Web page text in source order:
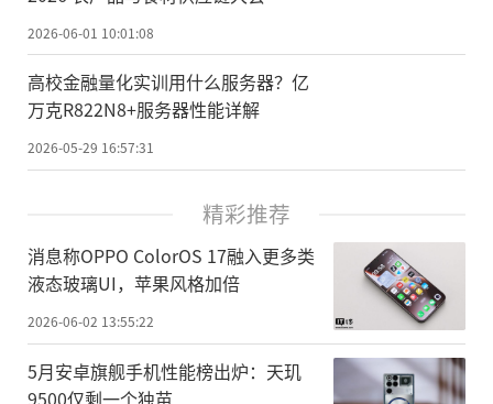
2026-06-01 10:01:08
高校金融量化实训用什么服务器？亿
万克R822N8+服务器性能详解
2026-05-29 16:57:31
精彩推荐
消息称OPPO ColorOS 17融入更多类
液态玻璃UI，苹果风格加倍
2026-06-02 13:55:22
5月安卓旗舰手机性能榜出炉：天玑
9500仅剩一个独苗